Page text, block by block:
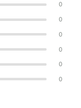
0
0
0
0
0
0